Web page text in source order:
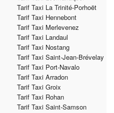
Tarif Taxi La Trinité-Porhoët
Tarif Taxi Hennebont
Tarif Taxi Merlevenez
Tarif Taxi Landaul
Tarif Taxi Nostang
Tarif Taxi Saint-Jean-Brévelay
Tarif Taxi Port-Navalo
Tarif Taxi Arradon
Tarif Taxi Groix
Tarif Taxi Rohan
Tarif Taxi Saint-Samson